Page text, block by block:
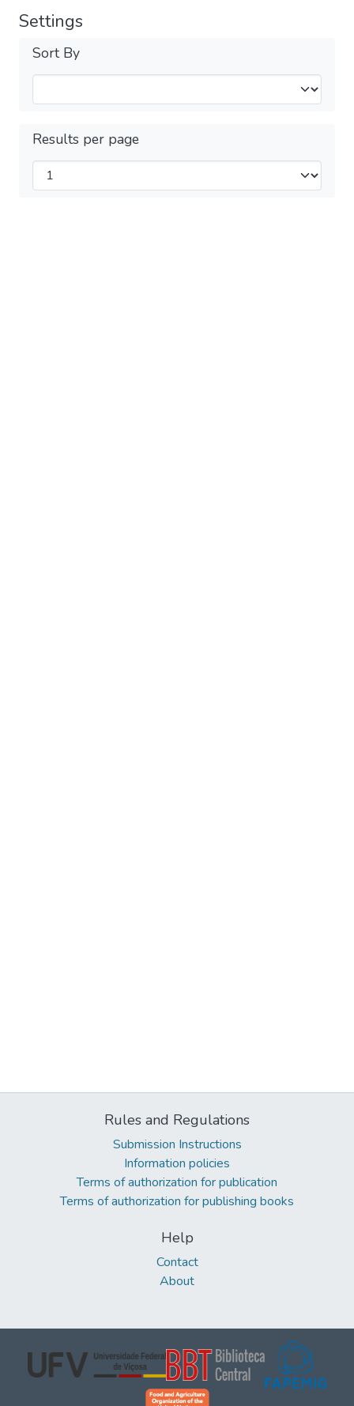
Settings
Sort By
Results per page
Rules and Regulations
Submission Instructions
Information policies
Terms of authorization for publication
Terms of authorization for publishing books
Help
Contact
About